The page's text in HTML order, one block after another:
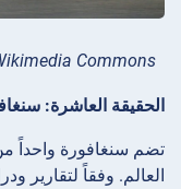
Commons
الحقيقة العاشرة:
تضم سنغافورة واحداً
العالم. وفقاً لتقارير